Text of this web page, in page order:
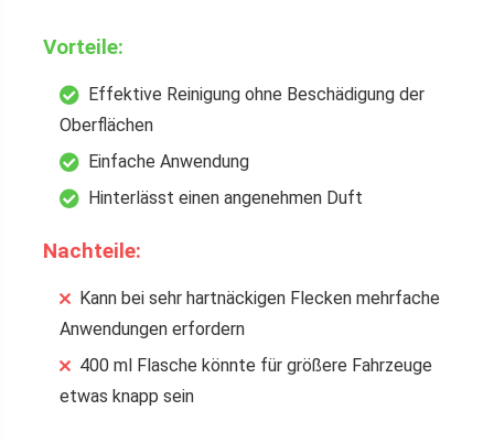
Vorteile:
Effektive Reinigung ohne Beschädigung der
Oberflächen
Einfache Anwendung
Hinterlässt einen angenehmen Duft
Nachteile:
Kann bei sehr hartnäckigen Flecken mehrfache
Anwendungen erfordern
400 ml Flasche könnte für größere Fahrzeuge
etwas knapp sein